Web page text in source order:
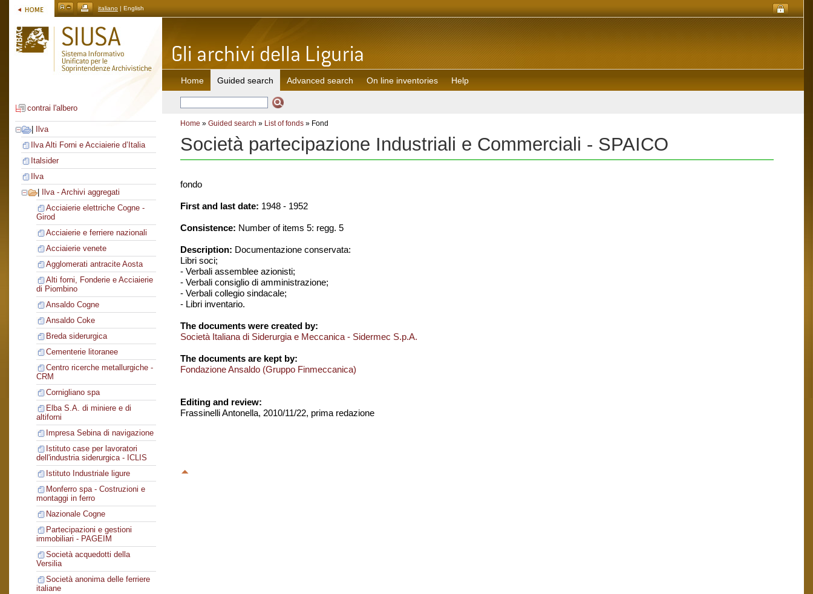
italiano | English
contrai l'albero
Ilva
Ilva Alti Forni e Acciaierie d’Italia
Italsider
Ilva
Ilva - Archivi aggregati
Acciaierie elettriche Cogne -
Girod
Acciaierie e ferriere nazionali
Acciaierie venete
Agglomerati antracite Aosta
Alti forni, Fonderie e Acciaierie
di Piombino
Ansaldo Cogne
Ansaldo Coke
Breda siderurgica
Cementerie litoranee
Centro ricerche metallurgiche -
CRM
Cornigliano spa
Elba S.A. di miniere e di
altiforni
Impresa Sebina di navigazione
Istituto case per lavoratori
dell'industria siderurgica - ICLIS
Istituto Industriale ligure
Monferro spa - Costruzioni e
montaggi in ferro
Nazionale Cogne
Partecipazioni e gestioni
immobiliari - PAGEIM
Società acquedotti della
Versilia
Società anonima delle ferriere
italiane
Home Guided search Advanced search On line inventories Help
Home » Guided search » List of fonds » Fond
Società partecipazione Industriali e Commerciali - SPAICO
fondo
First and last date: 1948 - 1952
Consistence: Number of items 5: regg. 5
Description: Documentazione conservata:
Libri soci;
- Verbali assemblee azionisti;
- Verbali consiglio di amministrazione;
- Verbali collegio sindacale;
- Libri inventario.
The documents were created by:
Società Italiana di Siderurgia e Meccanica - Sidermec S.p.A.
The documents are kept by:
Fondazione Ansaldo (Gruppo Finmeccanica)
Editing and review:
Frassinelli Antonella, 2010/11/22, prima redazione